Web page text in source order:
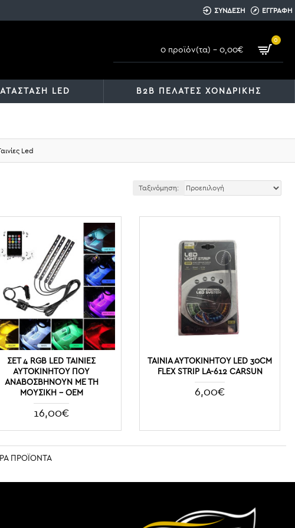
ΣΥΝΔΕΣΗ ΕΓΓΡΑΦΗ
0 προϊόν(τα) - 0,00€
0
LED B2B ΠΕΛΑΤΕΣ ΧΟΝΔΡΙΚΗΣ
Led
Ταξινόμηση:
ΣΕΤ 4 RGB LED ΤΑΙΝΊΕΣ
ΑΥΤΟΚΙΝΉΤΟΥ ΠΟΥ
ΑΝΑΒΟΣΒΉΝΟΥΝ ΜΕ ΤΗ
ΜΟΥΣΙΚΉ - OEM
16,00€
ΤΑΙΝΙΑ ΑΥΤΟΚΙΝΗΤΟΥ LED 30CM
FLEX STRIP LA-612 CARSUN
6,00€
ΠΡΟΪΟΝΤΑ